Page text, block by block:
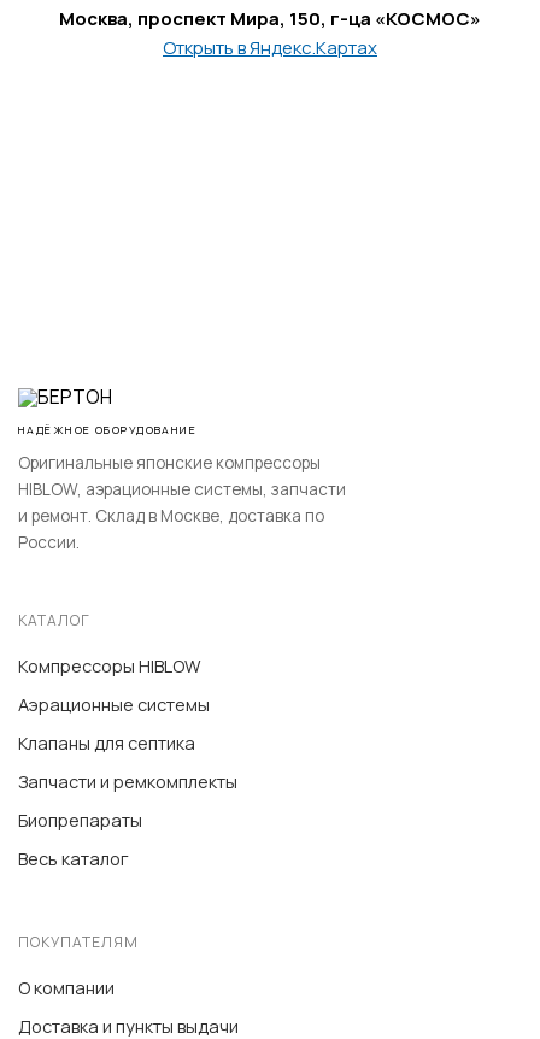
Москва, проспект Мира, 150, г-ца «КОСМОС»
Открыть в Яндекс.Картах
НАДЁЖНОЕ ОБОРУДОВАНИЕ
Оригинальные японские компрессоры
HIBLOW, аэрационные системы, запчасти
и ремонт. Склад в Москве, доставка по
России.
КАТАЛОГ
Компрессоры HIBLOW
Аэрационные системы
Клапаны для септика
Запчасти и ремкомплекты
Биопрепараты
Весь каталог
ПОКУПАТЕЛЯМ
О компании
Доставка и пункты выдачи